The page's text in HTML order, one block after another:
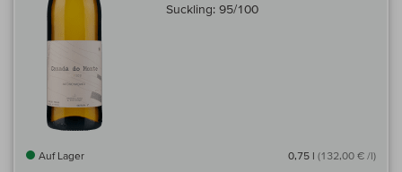
Suckling: 95/100
Auf Lager 0,75 l (132,00 € /l)